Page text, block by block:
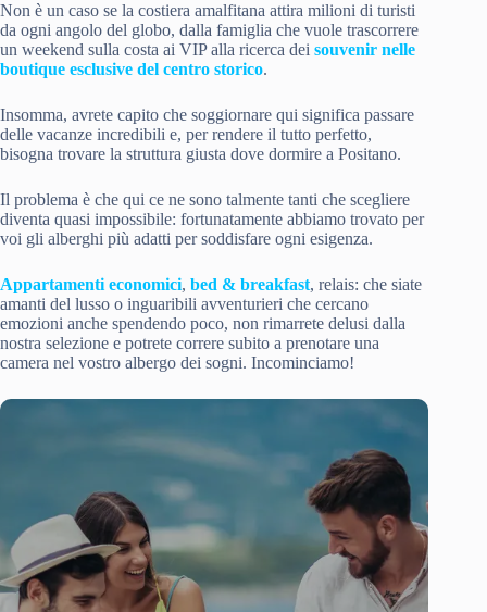
Non è un caso se la costiera amalfitana attira milioni di turisti
da ogni angolo del globo, dalla famiglia che vuole trascorrere
un weekend sulla costa ai VIP alla ricerca dei souvenir nelle
boutique esclusive del centro storico.
Insomma, avrete capito che soggiornare qui significa passare
delle vacanze incredibili e, per rendere il tutto perfetto,
bisogna trovare la struttura giusta dove dormire a Positano.
Il problema è che qui ce ne sono talmente tanti che scegliere
diventa quasi impossibile: fortunatamente abbiamo trovato per
voi gli alberghi più adatti per soddisfare ogni esigenza.
Appartamenti economici, bed & breakfast, relais: che siate
amanti del lusso o inguaribili avventurieri che cercano
emozioni anche spendendo poco, non rimarrete delusi dalla
nostra selezione e potrete correre subito a prenotare una
camera nel vostro albergo dei sogni. Incominciamo!